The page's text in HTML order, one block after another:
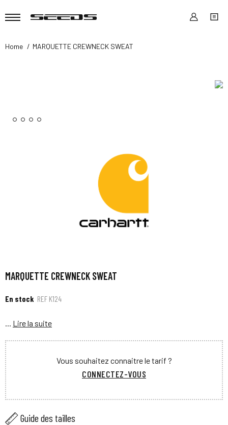
Home MARQUETTE CREWNECK SWEAT
MARQUETTE CREWNECK SWEAT
En stock REF K124
... Lire la suite
Vous souhaitez connaitre le tarif ?
CONNECTEZ-VOUS
Guide des tailles